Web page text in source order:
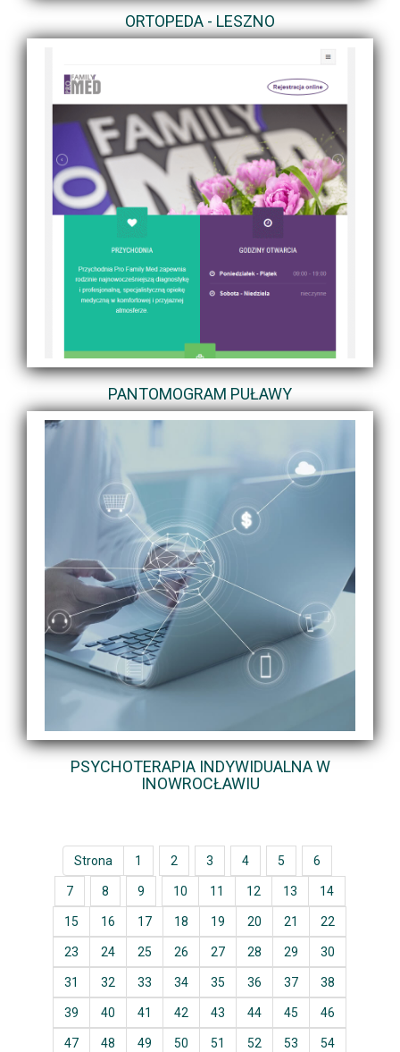
ORTOPEDA - LESZNO
PANTOMOGRAM PUŁAWY
PSYCHOTERAPIA INDYWIDUALNA W
INOWROCŁAWIU
Strona 1 2 3 4 5 6
7 8 9 10 11 12 13 14
15 16 17 18 19 20 21 22
23 24 25 26 27 28 29 30
31 32 33 34 35 36 37 38
39 40 41 42 43 44 45 46
47 48 49 50 51 52 53 54